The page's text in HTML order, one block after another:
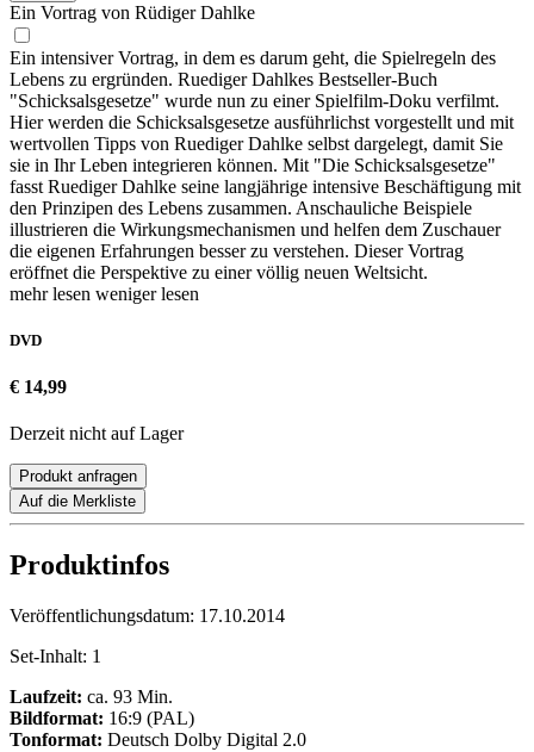
Ein Vortrag von Rüdiger Dahlke
Ein intensiver Vortrag, in dem es darum geht, die Spielregeln des
Lebens zu ergründen. Ruediger Dahlkes Bestseller-Buch
"Schicksalsgesetze" wurde nun zu einer Spielfilm-Doku verfilmt.
Hier werden die Schicksalsgesetze ausführlichst vorgestellt und mit
wertvollen Tipps von Ruediger Dahlke selbst dargelegt, damit Sie
sie in Ihr Leben integrieren können. Mit "Die Schicksalsgesetze"
fasst Ruediger Dahlke seine langjährige intensive Beschäftigung mit
den Prinzipen des Lebens zusammen. Anschauliche Beispiele
illustrieren die Wirkungsmechanismen und helfen dem Zuschauer
die eigenen Erfahrungen besser zu verstehen. Dieser Vortrag
eröffnet die Perspektive zu einer völlig neuen Weltsicht.
mehr lesen weniger lesen
DVD
€ 14,99
Derzeit nicht auf Lager
Produkt anfragen
Auf die Merkliste
Produktinfos
Veröffentlichungsdatum: 17.10.2014
Set-Inhalt: 1
Laufzeit: ca. 93 Min.
Bildformat: 16:9 (PAL)
Tonformat: Deutsch Dolby Digital 2.0